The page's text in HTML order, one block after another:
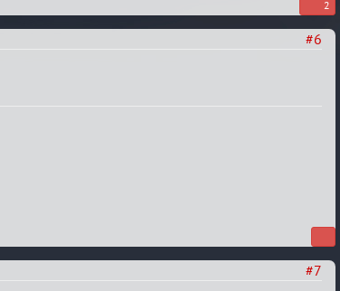
2
#6
#7